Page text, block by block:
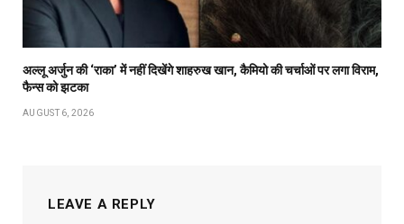
अल्लू अर्जुन की ‘राका’ में नहीं दिखेंगे शाहरुख खान, कैमियो की चर्चाओं पर लगा विराम,
फैन्स को झटका
AUGUST 6, 2026
LEAVE A REPLY